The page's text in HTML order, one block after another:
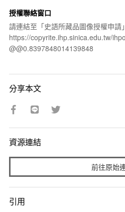
授權聯絡窗口
請連結至「史語所藏品圖像授權申請
https://copyrite.ihp.sinica.edu.tw/
@@0.8397848014139848
分享本文
資源連結
前往原始
引用